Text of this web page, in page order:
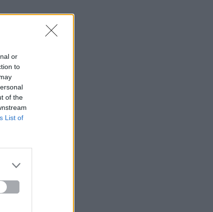
or
to
of the
List of